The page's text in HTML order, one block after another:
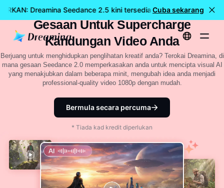
Dreamina Seedance 2.5 kini tersedia 🎉 Model
Cuba sekarang
18 Serba guna Dreamina Seedance 2.0
Gesaan Untuk Supercharge
Kandungan Video Anda
Berjuang untuk menghidupkan penglihatan kreatif anda? Terokai Dreamina, di
mana gesaan Seedance 2.0 memperkasakan anda untuk mencipta visual AI
yang menakjubkan dalam beberapa minit, mengubah idea anda menjadi
professional-quality video 1080p dengan mudah.
Bermula secara percuma
* Tiada kad kredit diperlukan